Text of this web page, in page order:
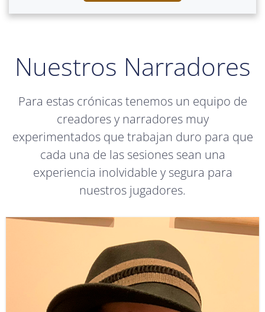
Nuestros Narradores
Para estas crónicas tenemos un equipo de
creadores y narradores muy
experimentados que trabajan duro para que
cada una de las sesiones sean una
experiencia inolvidable y segura para
nuestros jugadores.